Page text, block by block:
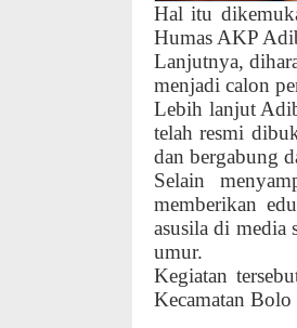
Hal itu
Humas AKP
Lanjutnya,
menjadi calon
Lebih lanjut
telah resmi
dan bergabung
Selain
memberikan
asusila di media
umur.
Kegiatan
Kecamatan